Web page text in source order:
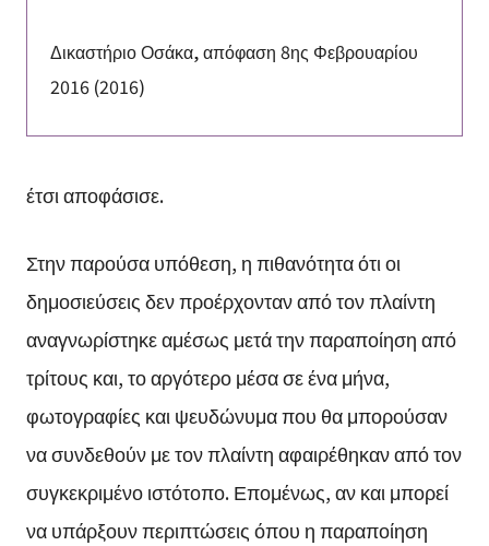
Δικαστήριο Οσάκα, απόφαση 8ης Φεβρουαρίου
2016 (2016)
έτσι αποφάσισε.
Στην παρούσα υπόθεση, η πιθανότητα ότι οι
δημοσιεύσεις δεν προέρχονταν από τον πλαίντη
αναγνωρίστηκε αμέσως μετά την παραποίηση από
τρίτους και, το αργότερο μέσα σε ένα μήνα,
φωτογραφίες και ψευδώνυμα που θα μπορούσαν
να συνδεθούν με τον πλαίντη αφαιρέθηκαν από τον
συγκεκριμένο ιστότοπο. Επομένως, αν και μπορεί
να υπάρξουν περιπτώσεις όπου η παραποίηση